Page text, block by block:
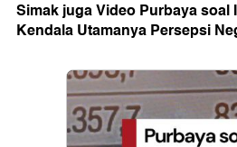
Simak juga Video Purbaya soal
Kendala Utamanya Persepsi